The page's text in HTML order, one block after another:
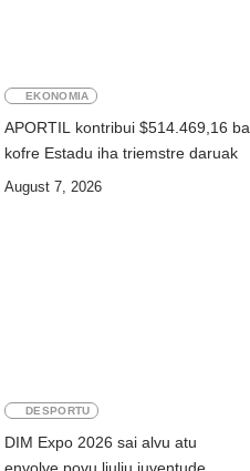
EKONOMIA
APORTIL kontribui $514.469,16 ba
kofre Estadu iha triemstre daruak
August 7, 2026
DESPORTU
DIM Expo 2026 sai alvu atu